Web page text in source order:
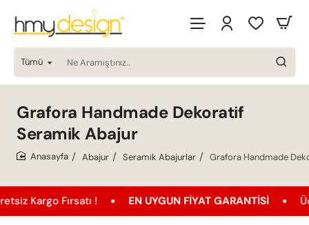
Tümü
Ne
Aramıştınız..
Grafora Handmade Dekoratif
Seramik Abajur
Abajur Seramik Abajurlar Grafora Handmade
Fırsatı ! EN UYGUN FIYAT GARANTISI Ücretsiz